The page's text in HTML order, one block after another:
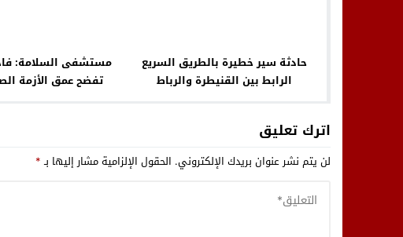
حادثة سير خطيرة بالطريق السريع
الرابط بين القنيطرة والرباط
مستشفى السلامة:
تفضح عمق الأزمة
اترك تعليق
لن يتم نشر عنوان بريدك الإلكتروني. الحقول الإلزامية مشار إليها بـ*